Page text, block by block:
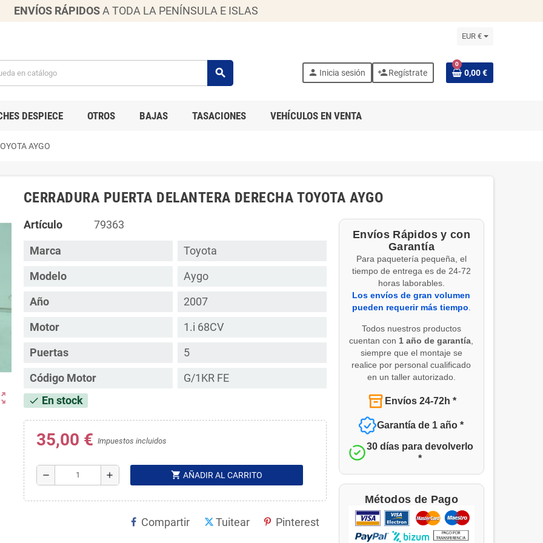
ENVÍOS RÁPIDOS A TODA LA PENÍNSULA E ISLAS
EUR €
search person Inicia sesión person_addRegístrate
0
0,00 €
DESPIECE OTROS BAJAS TASACIONES VEHÍCULOS EN VENTA
AYGO
CERRADURA PUERTA DELANTERA DERECHA TOYOTA AYGO
Artículo 79363
Marca
Toyota
Modelo
Aygo
Año
2007
Motor
1.i 68CV
Puertas
5
Código Motor
G/1KR FE
check En stock
35,00 € Impuestos incluidos
remove add shopping_cart AÑADIR AL CARRITO
Compartir Tuitear Pinterest
Envíos Rápidos y con
Garantía
Para paquetería pequeña, el
tiempo de entrega es de 24-72
horas laborables.
Los envíos de gran volumen
pueden requerir más tiempo
Todos nuestros productos
cuentan con 1 año de garantía
siempre que el montaje se
realice por personal cualificado
en un taller autorizado.
Envíos 24-72h *
Garantía de 1 año *
30 días para devolverlo
*
Métodos de Pago